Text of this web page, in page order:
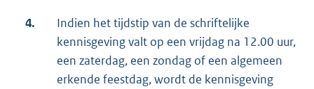
4.
Indien het tijdstip van de schriftelijke
kennisgeving valt op een vrijdag na 12.00 uur,
een zaterdag, een zondag of een algemeen
erkende feestdag, wordt de kennisgeving